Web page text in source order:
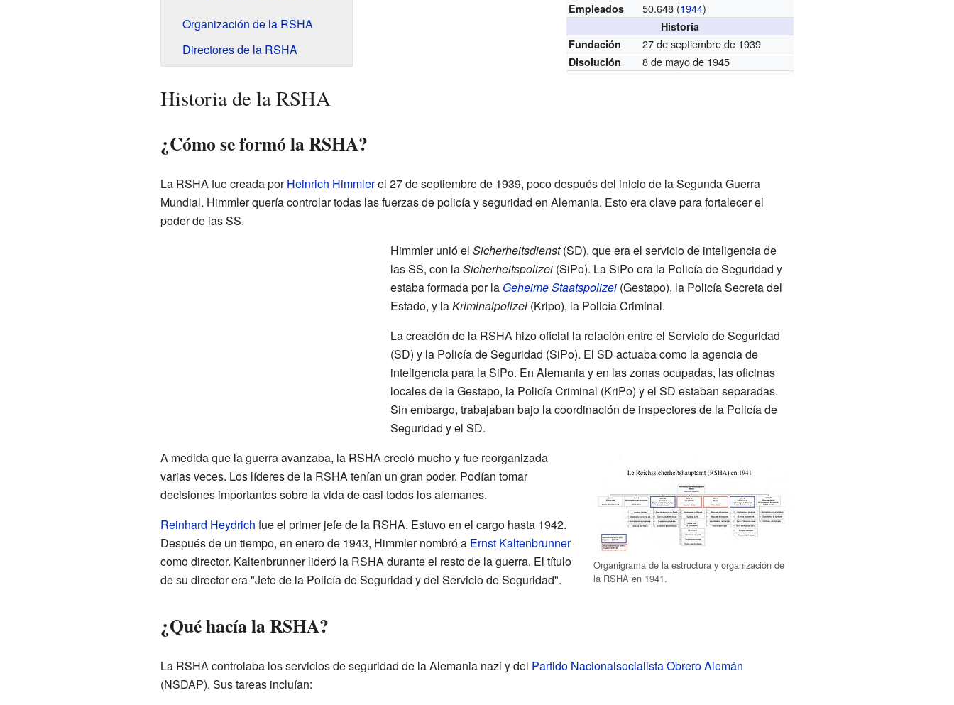
Empleados
50.648 (1944)
Historia
Fundación
27 de septiembre de 1939
Disolución 8 de mayo de 1945
Organización de la RSHA
Directores de la RSHA
Historia de la RSHA
¿Cómo se formó la RSHA?
La RSHA fue creada porHeinrich Himmlerel 27 de septiembre de 1939, poco después del inicio de la Segunda Guerra
Mundial. Himmler quería controlar todas las fuerzas de policía y seguridad en Alemania. Esto era clave para fortalecer el
poder de las SS.
Himmler unió el Sicherheitsdienst(SD), que era el servicio de inteligencia de
las SS, con laSicherheitspolizei(SiPo). La SiPo era la Policía de Seguridad y
estaba formada por la Geheime Staatspolizei(Gestapo), la Policía Secreta del
Estado, y laKriminalpolizei(Kripo), la Policía Criminal.
La creación de la RSHA hizo oficial la relación entre el Servicio de Seguridad
(SD) y la Policía de Seguridad (SiPo). El SD actuaba como la agencia de
inteligencia para la SiPo. En Alemania y en las zonas ocupadas, las oficinas
locales de la Gestapo, la Policía Criminal (KriPo) y el SD estaban separadas.
Sin embargo, trabajaban bajo la coordinación de inspectores de la Policía de
Seguridad y el SD.
Organigrama de la estructura y organización de
la RSHA en 1941.
A medida que la guerra avanzaba, la RSHA creció mucho y fue reorganizada
varias veces. Los líderes de la RSHA tenían un gran poder. Podían tomar
decisiones importantes sobre la vida de casi todos los alemanes.
Reinhard Heydrich fue el primer jefe de la RSHA. Estuvo en el cargo hasta 1942.
Después de un tiempo, en enero de 1943, Himmler nombró a Ernst Kaltenbrunner
como director. Kaltenbrunner lideró la RSHA durante el resto de la guerra. El título
de su director era "Jefe de la Policía de Seguridad y del Servicio de Seguridad".
¿Qué hacía la RSHA?
La RSHA controlaba los servicios de seguridad de la Alemania nazi y del Partido Nacionalsocialista Obrero Alemán
(NSDAP). Sus tareas incluían: